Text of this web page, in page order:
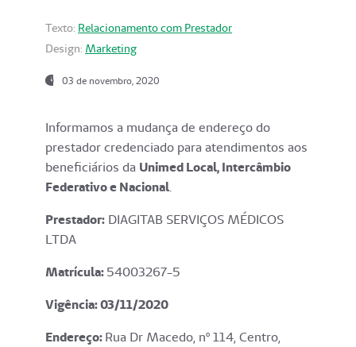
Texto: Relacionamento com Prestador
Design: Marketing
03 de novembro, 2020
Informamos a mudança de endereço do
prestador credenciado para atendimentos aos
beneficiários da Unimed Local, Intercâmbio
Federativo e Nacional.
Prestador: DIAGITAB SERVIÇOS MÉDICOS
LTDA
Matrícula:54003267-5
Vigência: 03/11/2020
Endereço:Rua Dr Macedo, nº 114, Centro,